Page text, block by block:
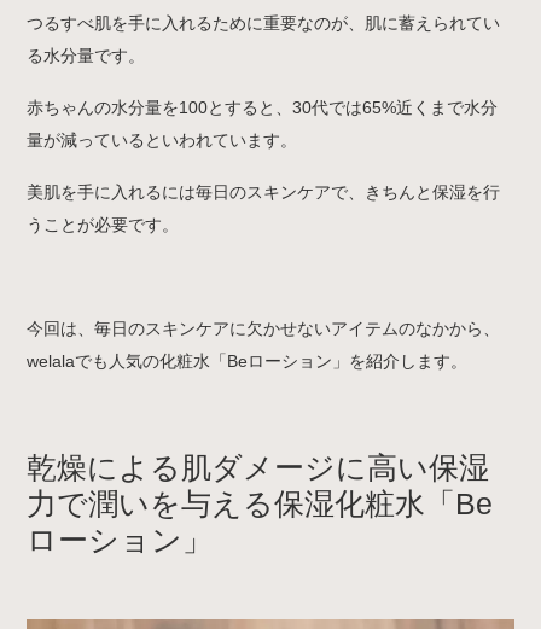
つるすべ肌を手に入れるために重要なのが、肌に蓄えられてい
る水分量です。
赤ちゃんの水分量を100とすると、30代では65%近くまで水分
量が減っているといわれています。
美肌を手に入れるには毎日のスキンケアで、きちんと保湿を行
うことが必要です。
今回は、毎日のスキンケアに欠かせないアイテムのなかから、
welalaでも人気の化粧水「Beローション」を紹介します。
乾燥による肌ダメージに高い保湿
力で潤いを与える保湿化粧水「Be
ローション」